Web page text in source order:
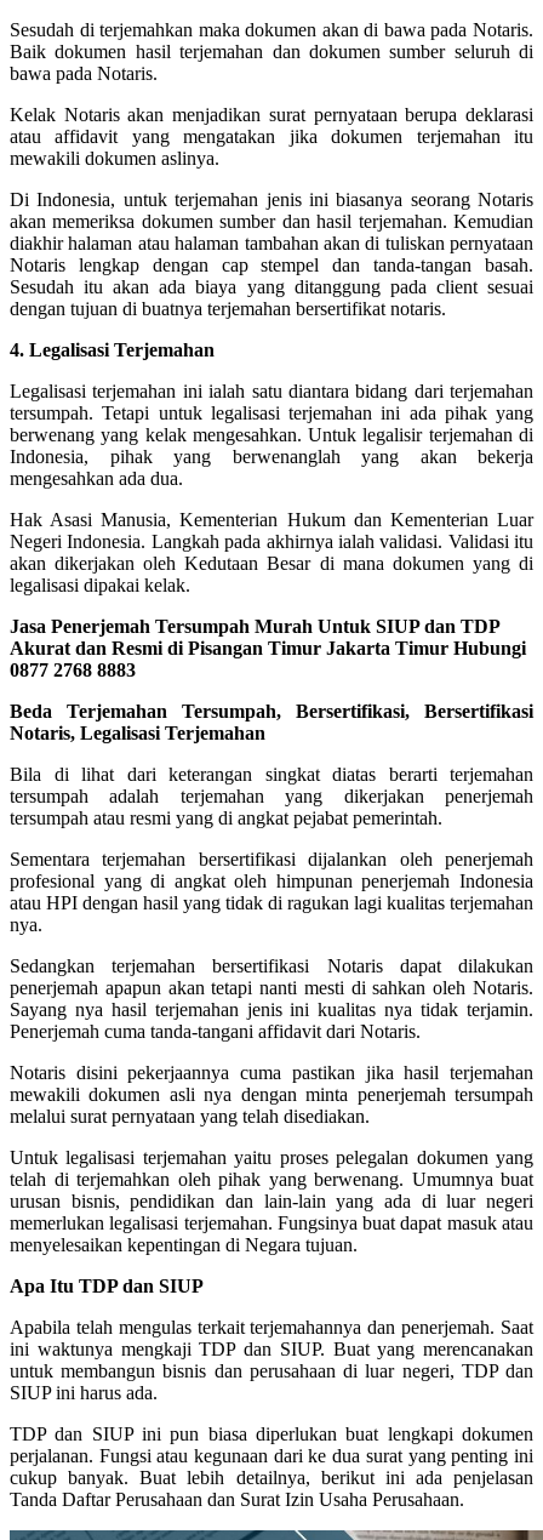
Sesudah di terjemahkan maka dokumen akan di bawa pada Notaris.
Baik dokumen hasil terjemahan dan dokumen sumber seluruh di
bawa pada Notaris.
Kelak Notaris akan menjadikan surat pernyataan berupa deklarasi
atau affidavit yang mengatakan jika dokumen terjemahan itu
mewakili dokumen aslinya.
Di Indonesia, untuk terjemahan jenis ini biasanya seorang Notaris
akan memeriksa dokumen sumber dan hasil terjemahan. Kemudian
diakhir halaman atau halaman tambahan akan di tuliskan pernyataan
Notaris lengkap dengan cap stempel dan tanda-tangan basah.
Sesudah itu akan ada biaya yang ditanggung pada client sesuai
dengan tujuan di buatnya terjemahan bersertifikat notaris.
4. Legalisasi Terjemahan
Legalisasi terjemahan ini ialah satu diantara bidang dari terjemahan
tersumpah. Tetapi untuk legalisasi terjemahan ini ada pihak yang
berwenang yang kelak mengesahkan. Untuk legalisir terjemahan di
Indonesia, pihak yang berwenanglah yang akan bekerja
mengesahkan ada dua.
Hak Asasi Manusia, Kementerian Hukum dan Kementerian Luar
Negeri Indonesia. Langkah pada akhirnya ialah validasi. Validasi itu
akan dikerjakan oleh Kedutaan Besar di mana dokumen yang di
legalisasi dipakai kelak.
Jasa Penerjemah Tersumpah Murah Untuk SIUP dan TDP
Akurat dan Resmi di Pisangan Timur Jakarta Timur Hubungi
0877 2768 8883
Beda Terjemahan Tersumpah, Bersertifikasi, Bersertifikasi
Notaris, Legalisasi Terjemahan
Bila di lihat dari keterangan singkat diatas berarti terjemahan
tersumpah adalah terjemahan yang dikerjakan penerjemah
tersumpah atau resmi yang di angkat pejabat pemerintah.
Sementara terjemahan bersertifikasi dijalankan oleh penerjemah
profesional yang di angkat oleh himpunan penerjemah Indonesia
atau HPI dengan hasil yang tidak di ragukan lagi kualitas terjemahan
nya.
Sedangkan terjemahan bersertifikasi Notaris dapat dilakukan
penerjemah apapun akan tetapi nanti mesti di sahkan oleh Notaris.
Sayang nya hasil terjemahan jenis ini kualitas nya tidak terjamin.
Penerjemah cuma tanda-tangani affidavit dari Notaris.
Notaris disini pekerjaannya cuma pastikan jika hasil terjemahan
mewakili dokumen asli nya dengan minta penerjemah tersumpah
melalui surat pernyataan yang telah disediakan.
Untuk legalisasi terjemahan yaitu proses pelegalan dokumen yang
telah di terjemahkan oleh pihak yang berwenang. Umumnya buat
urusan bisnis, pendidikan dan lain-lain yang ada di luar negeri
memerlukan legalisasi terjemahan. Fungsinya buat dapat masuk atau
menyelesaikan kepentingan di Negara tujuan.
Apa Itu TDP dan SIUP
Apabila telah mengulas terkait terjemahannya dan penerjemah. Saat
ini waktunya mengkaji TDP dan SIUP. Buat yang merencanakan
untuk membangun bisnis dan perusahaan di luar negeri, TDP dan
SIUP ini harus ada.
TDP dan SIUP ini pun biasa diperlukan buat lengkapi dokumen
perjalanan. Fungsi atau kegunaan dari ke dua surat yang penting ini
cukup banyak. Buat lebih detailnya, berikut ini ada penjelasan
Tanda Daftar Perusahaan dan Surat Izin Usaha Perusahaan.